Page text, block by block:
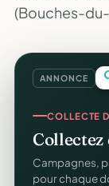
(Bouches-
ANNONCE
COLLECTE
Collectez
Campagnes,
pour chaque